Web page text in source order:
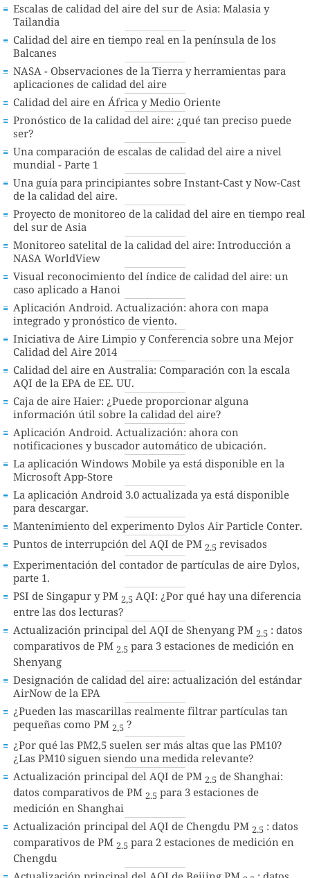
Escalas de calidad del aire del sur de Asia: Malasia y
Tailandia
Calidad del aire en tiempo real en la península de los
Balcanes
NASA - Observaciones de la Tierra y herramientas para
aplicaciones de calidad del aire
Calidad del aire en África y Medio Oriente
Pronóstico de la calidad del aire: ¿qué tan preciso puede
ser?
Una comparación de escalas de calidad del aire a nivel
mundial - Parte 1
Una guía para principiantes sobre Instant-Cast y Now-Cast
de la calidad del aire.
Proyecto de monitoreo de la calidad del aire en tiempo real
del sur de Asia
Monitoreo satelital de la calidad del aire: Introducción a
NASA WorldView
Visual reconocimiento del índice de calidad del aire: un
caso aplicado a Hanoi
Aplicación Android. Actualización: ahora con mapa
integrado y pronóstico de viento.
Iniciativa de Aire Limpio y Conferencia sobre una Mejor
Calidad del Aire 2014
Calidad del aire en Australia: Comparación con la escala
AQI de la EPA de EE. UU.
Caja de aire Haier: ¿Puede proporcionar alguna
información útil sobre la calidad del aire?
Aplicación Android. Actualización: ahora con
notificaciones y buscador automático de ubicación.
La aplicación Windows Mobile ya está disponible en la
Microsoft App-Store
La aplicación Android 3.0 actualizada ya está disponible
para descargar.
Mantenimiento del experimento Dylos Air Particle Conter.
Puntos de interrupción del AQI de PM 2.5 revisados
Experimentación del contador de partículas de aire Dylos,
parte 1.
PSI de Singapur y PM 2,5 AQI: ¿Por qué hay una diferencia
entre las dos lecturas?
Actualización principal del AQI de Shenyang PM 2.5 : datos
comparativos de PM 2.5 para 3 estaciones de medición en
Shenyang
Designación de calidad del aire: actualización del estándar
AirNow de la EPA
¿Pueden las mascarillas realmente filtrar partículas tan
pequeñas como PM 2,5 ?
¿Por qué las PM2,5 suelen ser más altas que las PM10?
¿Las PM10 siguen siendo una medida relevante?
Actualización principal del AQI de PM 2.5 de Shanghai:
datos comparativos de PM 2.5 para 3 estaciones de
medición en Shanghai
Actualización principal del AQI de Chengdu PM 2.5 : datos
comparativos de PM 2.5 para 2 estaciones de medición en
Chengdu